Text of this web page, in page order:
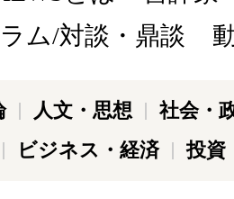
ム/対談・鼎談
人文・思想
社会・
ビジネス・経済 投資